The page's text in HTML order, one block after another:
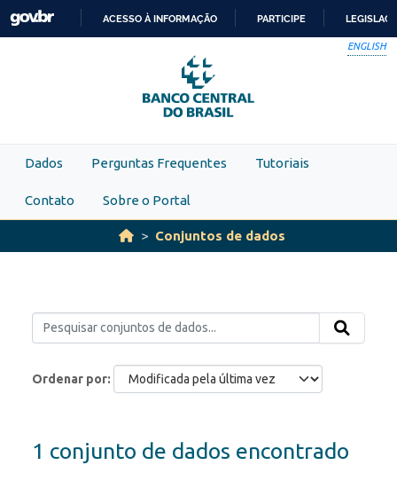
Skip to main content
PARA
O
CONTEÚDO
ACESSO À INFORMAÇÃO PARTICIPE
ENGLISH
Dados Perguntas Frequentes Tutoriais
Contato Sobre o Portal
Conjuntos de dados
Ordenar por
1 conjunto de dados encontrado